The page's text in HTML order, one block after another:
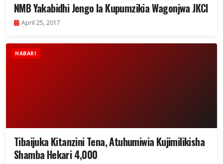
NMB Yakabidhi Jengo la Kupumzikia Wagonjwa JKCI
April 25, 2017
HABARI
Tibaijuka Kitanzini Tena, Atuhumiwia Kujimilikisha
Shamba Hekari 4,000